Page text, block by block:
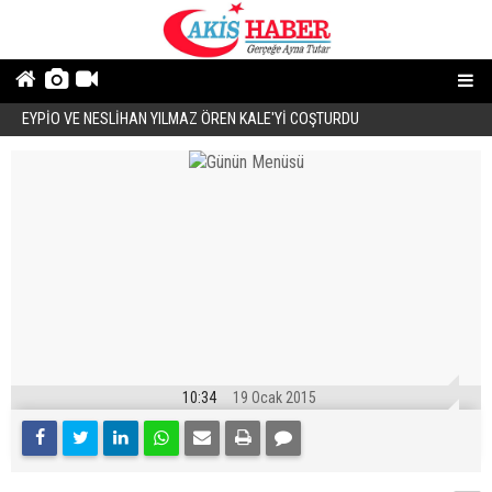
EYPİO VE NESLİHAN YILMAZ ÖREN KALE'Yİ COŞTURDU
10:34 19 Ocak 2015